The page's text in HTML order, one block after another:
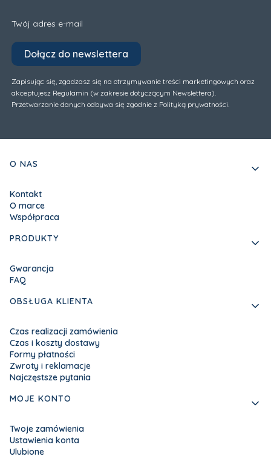
Twój adres e-mail
Dołącz do newslettera
Zapisując się, zgadzasz się na otrzymywanie treści marketingowych oraz
akceptujesz Regulamin (w zakresie dotyczącym Newslettera).
Przetwarzanie danych odbywa się zgodnie z Polityką prywatności.
Linki w stopce
O NAS
Kontakt
O marce
Współpraca
PRODUKTY
Gwarancja
FAQ
OBSŁUGA KLIENTA
Czas realizacji zamówienia
Czas i koszty dostawy
Formy płatności
Zwroty i reklamacje
Najczęstsze pytania
MOJE KONTO
Twoje zamówienia
Ustawienia konta
Ulubione